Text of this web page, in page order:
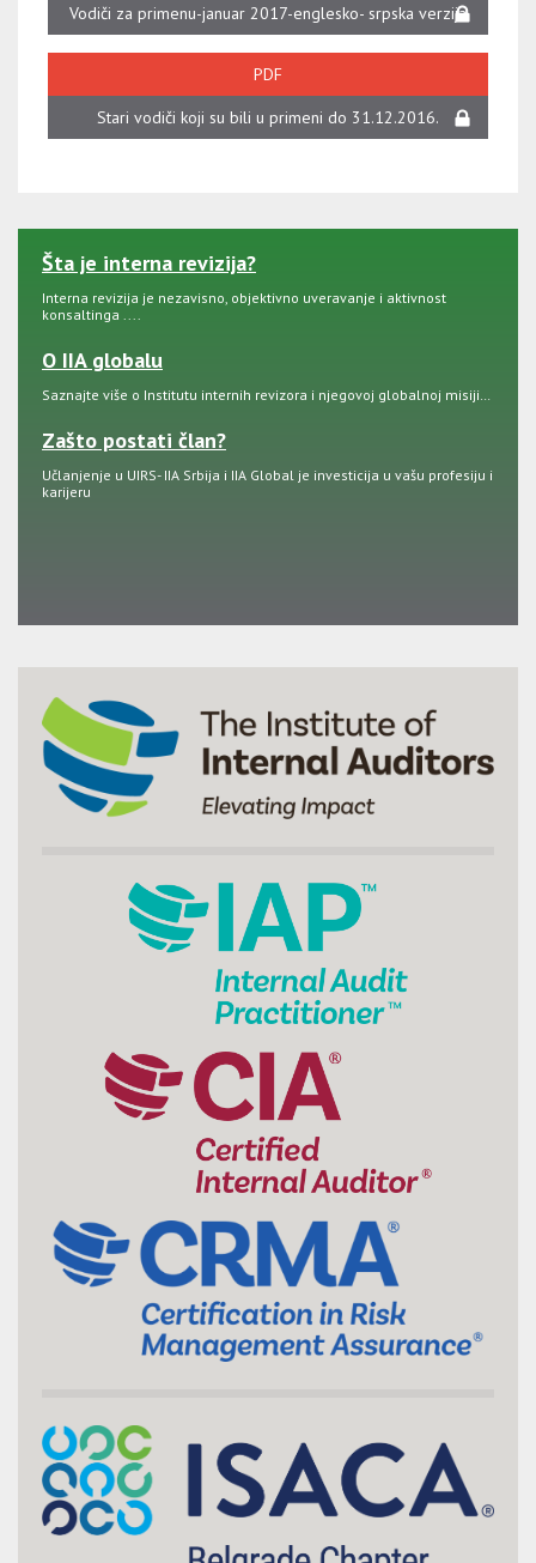
Vodiči za primenu-januar 2017-englesko- srpska verzija
PDF
Stari vodiči koji su bili u primeni do 31.12.2016.
Šta je interna revizija?
Interna revizija je nezavisno, objektivno uveravanje i aktivnost
konsaltinga ....
O IIA globalu
Saznajte više o Institutu internih revizora i njegovoj globalnoj misiji…
Zašto postati član?
Učlanjenje u UIRS- IIA Srbija i IIA Global je investicija u vašu profesiju i
karijeru